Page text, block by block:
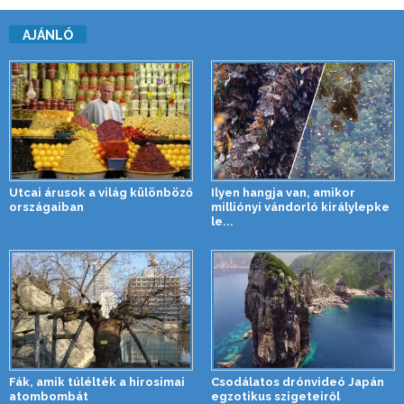
AJÁNLÓ
Utcai árusok a világ különböző
országaiban
Ilyen hangja van, amikor
milliónyi vándorló királylepke
le...
Fák, amik túlélték a hirosimai
atombombát
Csodálatos drónvideó Japán
egzotikus szigeteiről